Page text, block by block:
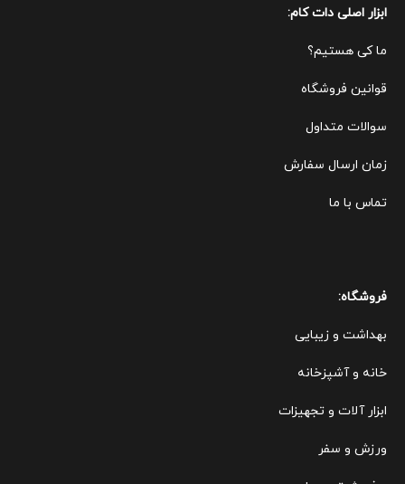
ابزار اصلی دات کام:
ما کی هستیم؟
قوانین فروشگاه
سوالات متداول
زمان ارسال سفارش
تماس با ما
فروشگاه:
بهداشت و زیبایی
خانه و آشپزخانه
ابزار آلات و تجهیزات
ورزش و سفر